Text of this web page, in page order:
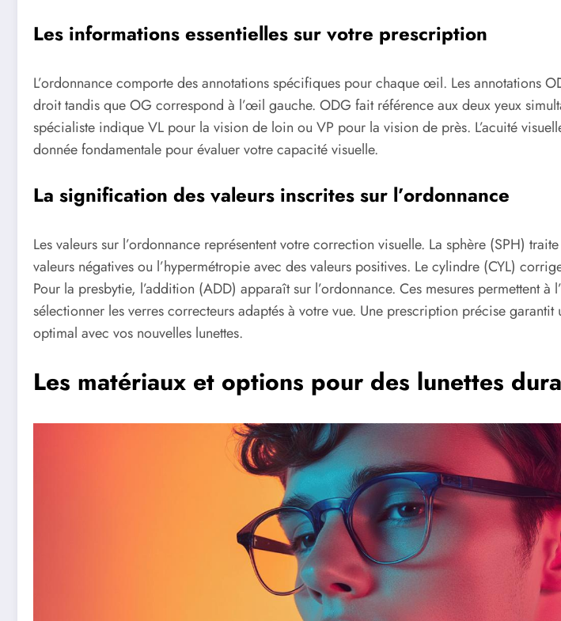
Les informations essentielles sur votre prescription
L’ordonnance comporte des annotations spécifiques pour chaque œil. Les annotations
droit tandis que OG correspond à l’œil gauche. ODG fait référence aux deux yeux
spécialiste indique VL pour la vision de loin ou VP pour la vision de près. L’acuité
donnée fondamentale pour évaluer votre capacité visuelle.
La signification des valeurs inscrites sur l’ordonnance
Les valeurs sur l’ordonnance représentent votre correction visuelle. La sphère (SPH)
valeurs négatives ou l’hypermétropie avec des valeurs positives. Le cylindre (CYL)
Pour la presbytie, l’addition (ADD) apparaît sur l’ordonnance. Ces mesures permettent à
sélectionner les verres correcteurs adaptés à votre vue. Une prescription précise garantit
optimal avec vos nouvelles lunettes.
Les matériaux et options pour des lunettes